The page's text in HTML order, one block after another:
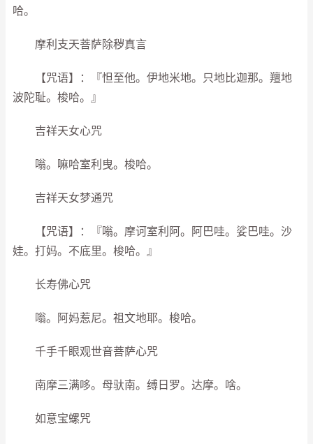
哈。
摩利支天菩萨除秽真言
【咒语】：『怛至他。伊地米地。只地比迦那。羶地
波陀耻。梭哈。』
吉祥天女心咒
嗡。嘛哈室利曳。梭哈。
吉祥天女梦通咒
【咒语】：『嗡。摩诃室利阿。阿巴哇。娑巴哇。沙
娃。打妈。不底里。梭哈。』
长寿佛心咒
嗡。阿妈惹尼。祖文地耶。梭哈。
千手千眼观世音菩萨心咒
南摩三满哆。母驮南。缚日罗。达摩。啥。
如意宝螺咒